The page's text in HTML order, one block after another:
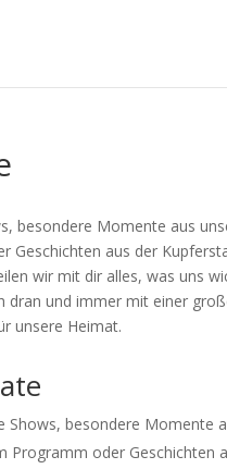
besondere Momente aus
Geschichten aus der
wir mit dir alles, was uns
dran und immer mit einer
unsere Heimat.
Shows, besondere Momente
Programm oder Geschichten